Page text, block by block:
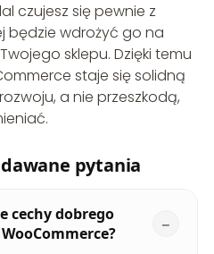
czujesz się pewnie z
będzie wdrożyć go na
sklepu. Dzięki temu
staje się solidną
a nie przeszkodą,
pytania
cechy dobrego